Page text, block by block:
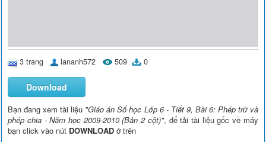
3 trang lananh572 509 0
Download
Bạn đang xem tài liệu "Giáo án Số học Lớp 6 - Tiết 9, Bài 6: Phép trừ và
phép chia - Năm học 2009-2010 (Bản 2 cột)", để tải tài liệu gốc về máy
bạn click vào nút DOWNLOAD ở trên